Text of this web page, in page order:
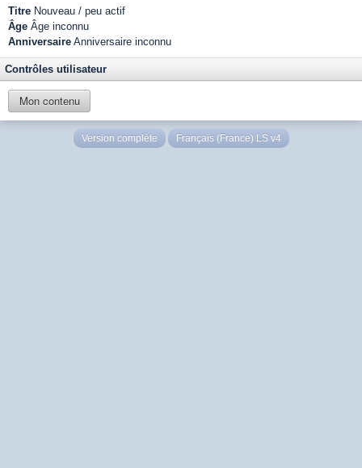
Titre Nouveau / peu actif
Âge Âge inconnu
Anniversaire Anniversaire inconnu
Contrôles utilisateur
Mon contenu
Version complète Français (France) LS v4